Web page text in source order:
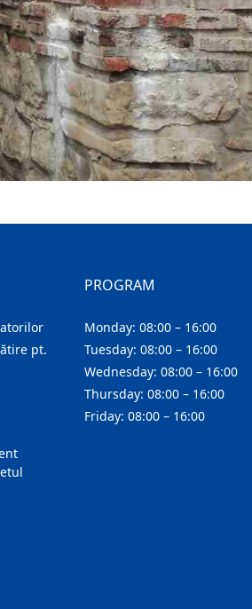
pt.
PROGRAM
Monday: 08:00 – 16:00
Tuesday: 08:00 – 16:00
Wednesday: 08:00 – 16:00
Thursday: 08:00 – 16:00
Friday: 08:00 – 16:00